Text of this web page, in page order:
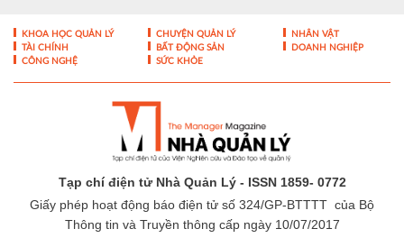
KHOA HỌC QUẢN LÝ CHUYỆN QUẢN LÝ
NHÂN VẬT
TÀI CHÍNH
BẤT ĐỘNG SẢN
DOANH NGHIỆP
CÔNG NGHỆ
SỨC KHỎE
Tạp chí điện tử Nhà Quản Lý - ISSN 1859- 0772
Giấy phép hoạt động báo điện tử số 324/GP-BTTTT của Bộ
Thông tin và Truyền thông cấp ngày 10/07/2017